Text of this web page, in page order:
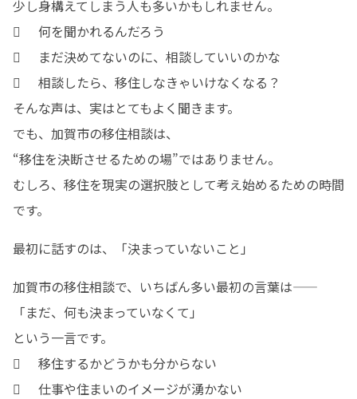
少し身構えてしまう人も多いかもしれません。
	何を聞かれるんだろう
	まだ決めてないのに、相談していいのかな
	相談したら、移住しなきゃいけなくなる？
そんな声は、実はとてもよく聞きます。
でも、加賀市の移住相談は、
“移住を決断させるための場”ではありません。
むしろ、移住を現実の選択肢として考え始めるための時間
です。
最初に話すのは、「決まっていないこと」
加賀市の移住相談で、いちばん多い最初の言葉は――
「まだ、何も決まっていなくて」
という一言です。
	移住するかどうかも分からない
	仕事や住まいのイメージが湧かない